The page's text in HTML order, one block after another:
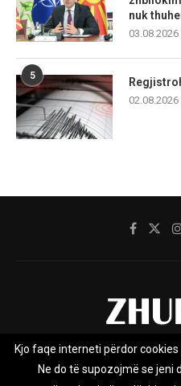
nuk
03.08.2026
5
02.08.2026
Rreth nesh Impresumi
Kjo faqe interneti përdor
Ne do të supozojmë se jeni